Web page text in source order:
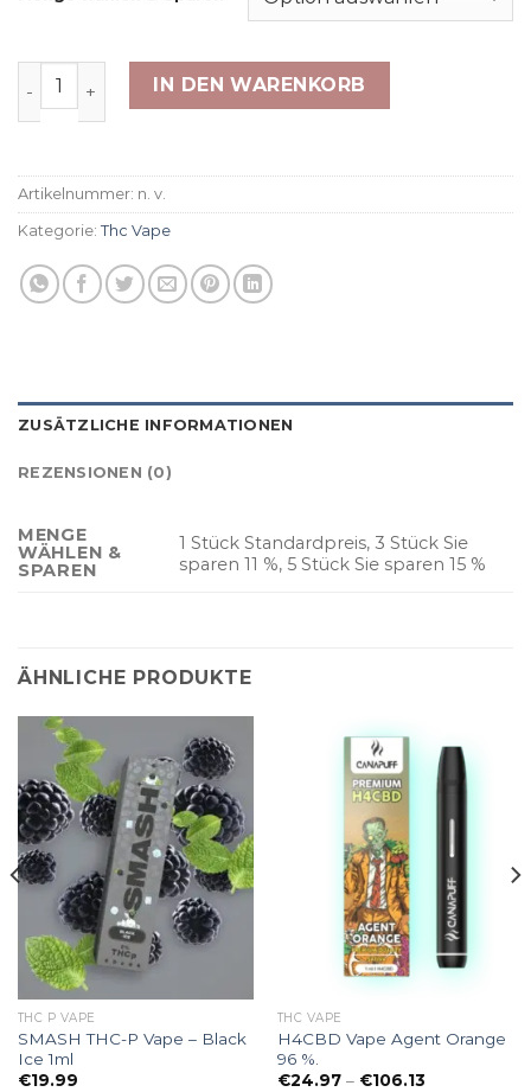
€127.38
THP420 Vape - Dosi Kush 79% 1ml Menge
IN DEN WARENKORB
Artikelnummer: n. v.
Kategorie: Thc Vape
ZUSÄTZLICHE INFORMATIONEN
REZENSIONEN (0)
MENGE
WÄHLEN &
SPAREN
1 Stück Standardpreis, 3 Stück Sie
sparen 11 %, 5 Stück Sie sparen 15 %
ÄHNLICHE PRODUKTE
THC P VAPE
SMASH THC-P Vape – Black
Ice 1ml
€19.99
THC VAPE
H4CBD Vape Agent Orange
96 %.
€24.97 – €106.13Preisspanne: